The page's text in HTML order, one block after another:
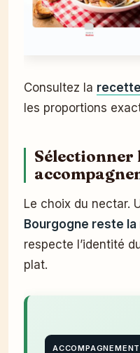
Consultez la
les proportions
Sélectionner
Le choix du nectar.
Bourgogne reste
respecte l’identité
plat.
ACCOMPAGNEMENT